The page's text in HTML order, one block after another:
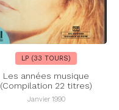
LP (33 TOURS)
Les années musique
(Compilation 22 titres)
Janvier 1990